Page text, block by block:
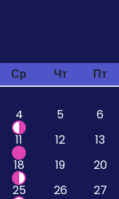
Ср Чт Пт
4 5 6
11 12 13
18 19 20
25 26 27